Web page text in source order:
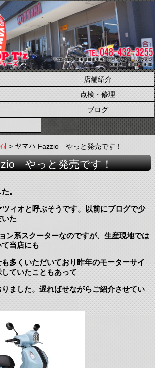
店舗紹介
点検・修理
ブログ
ｵ> ヤマハ Fazzio やっと発売です！
やっと発売です！
。
ィオと呼ぶそうです。以前にブログで少
た
ン系スクーターなのですが、生産現地では
当店にも
多くいただいており昨年のモーターサイ
ていたこともあって
ました。遅ればせながらご紹介させてい